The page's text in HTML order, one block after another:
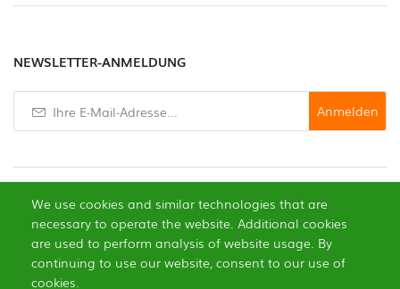
We use cookies and similar technologies that are
necessary to operate the website. Additional cookies
are used to perform analysis of website usage. By
continuing to use our website, consent to our use of
cookies.
NEWSLETTER-ANMELDUNG
Anmelden
Trockenfrüchte
Edle
Öle